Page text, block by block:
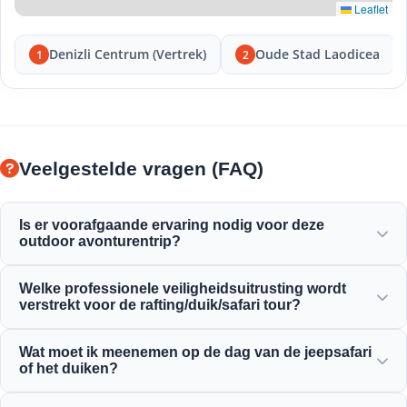
Leaflet
1 Denizli Centrum (Vertrek) 2 Oude Stad Laodicea
Veelgestelde vragen (FAQ)
Is er voorafgaande ervaring nodig voor deze
outdoor avonturentrip?
volledige instructies en begeleiden u tijdens het raften,
duiken of safari-activiteiten.
Welke professionele veiligheidsuitrusting wordt
verstrekt voor de rafting/duik/safari tour?
waaronder hoogwaardige reddingsvesten, helmen,
Wat moet ik meenemen op de dag van de jeepsafari
of het duiken?